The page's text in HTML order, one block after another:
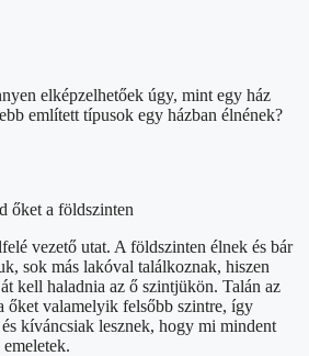
elképzelhetőek úgy, mint egy ház
említett típusok egy házban élnének?
a földszinten
vezető utat. A földszinten élnek és bár
sok más lakóval találkoznak, hiszen
kell haladnia az ő szintjükön. Talán az
őket valamelyik felsőbb szintre, így
kíváncsiak lesznek, hogy mi mindent